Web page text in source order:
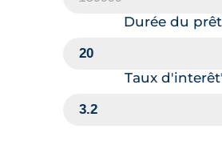
Durée du
Taux